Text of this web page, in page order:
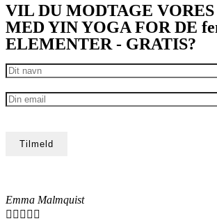
VIL DU MODTAGE
MED YIN YOGA FOR DE
ELEMENTER - GRATIS?
Emma Malmquist
    